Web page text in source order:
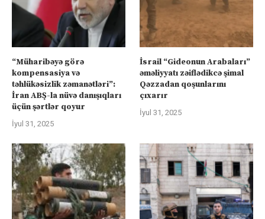
“Müharibəyə görə
kompensasiya və
təhlükəsizlik zəmanətləri”:
İran ABŞ-la nüvə danışıqları
üçün şərtlər qoyur
İyul 31, 2025
İsrail “Gideonun Arabaları”
əməliyyatı zəiflədikcə şimal
Qəzzadan qoşunlarını
çıxarır
İyul 31, 2025